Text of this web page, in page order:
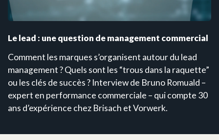
Le lead : une question de management commercial
Comment les marques s’organisent autour du lead
management ? Quels sont les “trous dans la raquette”
ou les clés de succès ? Interview de Bruno Romuald –
expert en performance commerciale – qui compte 30
ans d’expérience chez Brisach et Vorwerk.